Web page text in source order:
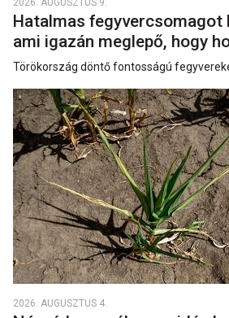
2026. AUGUSZTUS 9.
Hatalmas fegyvercsomagot
ami igazán meglepő, hogy
Törökország döntő fontosságú
2026. AUGUSZTUS 4.